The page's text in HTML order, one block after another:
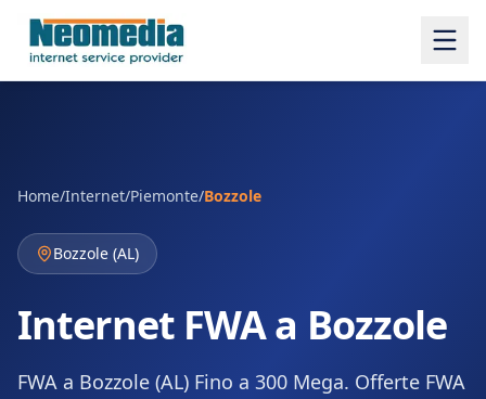
Home/Internet/Piemonte/Bozzole
Bozzole (AL)
Internet FWA a Bozzole
FWA a Bozzole (AL) Fino a 300 Mega. Offerte FWA